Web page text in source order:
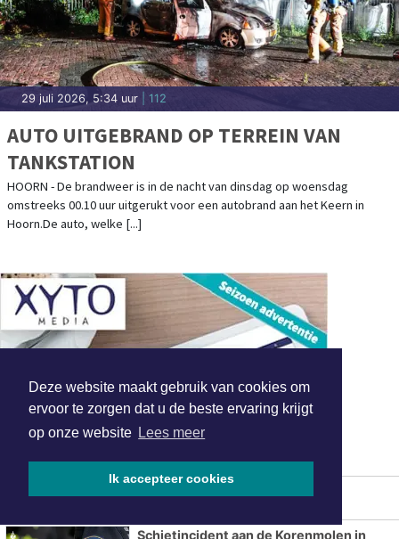
Deze website maakt gebruik van cookies om
ervoor te zorgen dat u de beste ervaring krijgt
op onze website Lees meer
Ik accepteer cookies
Hoorn
Jarige MS Friesland is het gezicht van
een halve eeuw Historische Driehoek
bedrijfspand Atoomweg Hoorn
Hoorn, man aangehouden
kermis